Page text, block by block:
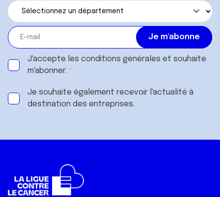
J'accepte les conditions générales et souhaite
m'abonner.
Je souhaite également recevoir l'actualité à
destination des entreprises.